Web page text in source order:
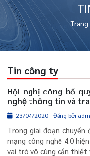
Trang
Tin công ty
Hội nghị công bố
nghệ thông tin và
23/04/2020 - Đăng bởi
Trong giai đoạn chuyển
mạng công nghệ 4.0
vai trò vô cùng cần thiết